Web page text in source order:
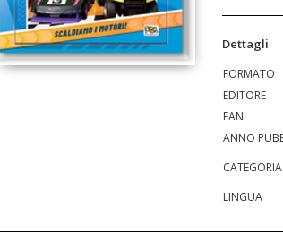
Dettagli
FORMATO
EDITORE
EAN
ANNO
CATEGORIA
LINGUA